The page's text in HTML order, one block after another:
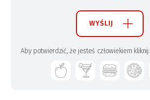
WYŚLIJ
Aby potwierdzić, że jesteś człowiekiem kliknij: